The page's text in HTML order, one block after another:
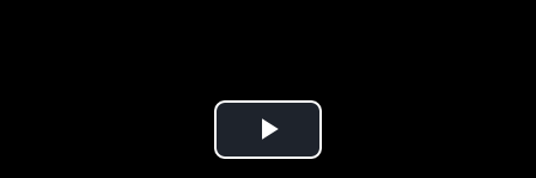
Play Video